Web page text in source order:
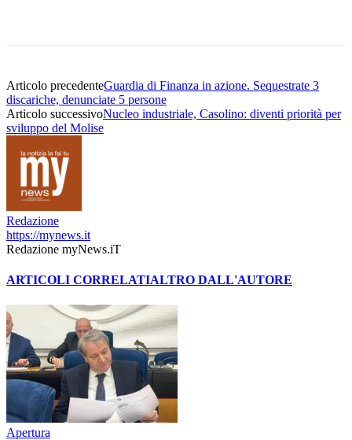
Articolo precedenteGuardia di Finanza in azione. Sequestrate 3
discariche, denunciate 5 persone
Articolo successivoNucleo industriale, Casolino: diventi priorità per
sviluppo del Molise
Redazione
https://mynews.it
Redazione myNews.iT
ARTICOLI CORRELATIALTRO DALL'AUTORE
Apertura